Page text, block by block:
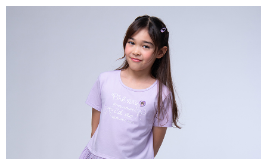
每筆NT$80，滿NT$2,000(含以上)免運費
每筆NT$80，滿NT$2,000(含以上)免運費